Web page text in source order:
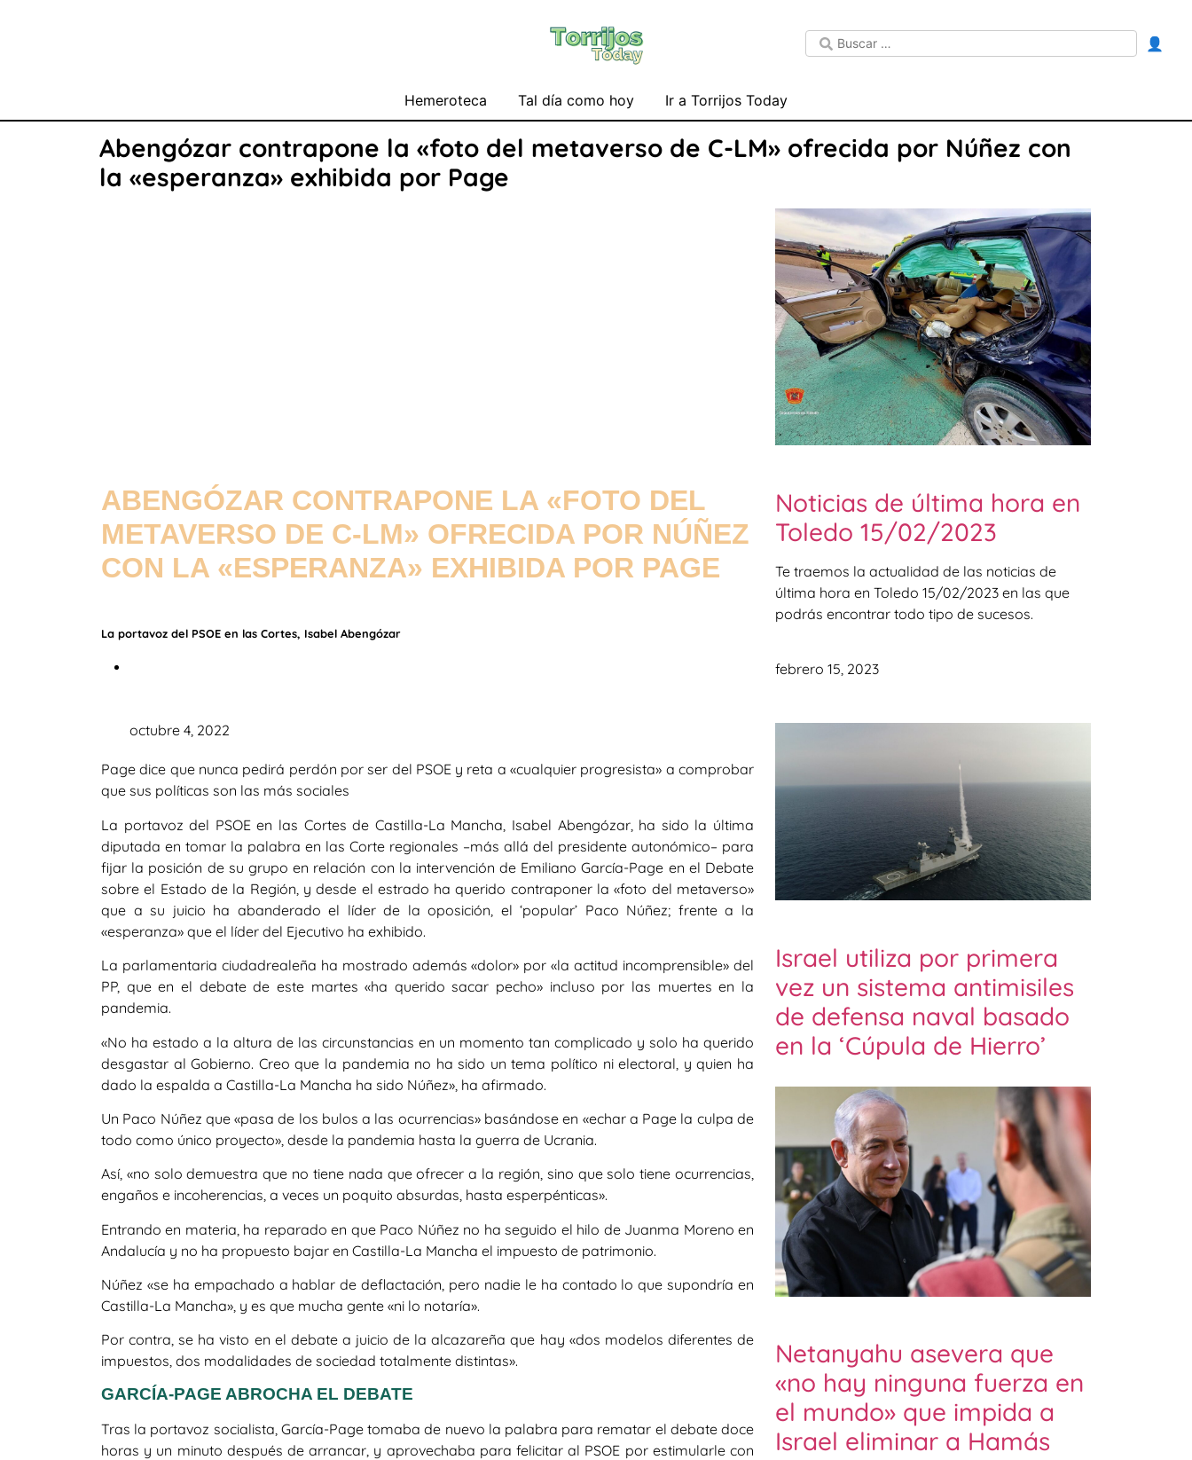
👤
Hemeroteca Tal día como hoy Ir a Torrijos Today
Abengózar contrapone la «foto del metaverso de C-LM» ofrecida por Núñez con
la «esperanza» exhibida por Page
ABENGÓZAR CONTRAPONE LA «FOTO DEL
METAVERSO DE C-LM» OFRECIDA POR NÚÑEZ
CON LA «ESPERANZA» EXHIBIDA POR PAGE
La portavoz del PSOE en las Cortes, Isabel Abengózar
octubre 4, 2022
Page dice que nunca pedirá perdón por ser del PSOE y reta a «cualquier progresista» a comprobar
que sus políticas son las más sociales
La portavoz del PSOE en las Cortes de Castilla-La Mancha, Isabel Abengózar, ha sido la última
diputada en tomar la palabra en las Corte regionales –más allá del presidente autonómico– para
fijar la posición de su grupo en relación con la intervención de Emiliano García-Page en el Debate
sobre el Estado de la Región, y desde el estrado ha querido contraponer la «foto del metaverso»
que a su juicio ha abanderado el líder de la oposición, el ‘popular’ Paco Núñez; frente a la
«esperanza» que el líder del Ejecutivo ha exhibido.
La parlamentaria ciudadrealeña ha mostrado además «dolor» por «la actitud incomprensible» del
PP, que en el debate de este martes «ha querido sacar pecho» incluso por las muertes en la
pandemia.
«No ha estado a la altura de las circunstancias en un momento tan complicado y solo ha querido
desgastar al Gobierno. Creo que la pandemia no ha sido un tema político ni electoral, y quien ha
dado la espalda a Castilla-La Mancha ha sido Núñez», ha afirmado.
Un Paco Núñez que «pasa de los bulos a las ocurrencias» basándose en «echar a Page la culpa de
todo como único proyecto», desde la pandemia hasta la guerra de Ucrania.
Así, «no solo demuestra que no tiene nada que ofrecer a la región, sino que solo tiene ocurrencias,
engaños e incoherencias, a veces un poquito absurdas, hasta esperpénticas».
Entrando en materia, ha reparado en que Paco Núñez no ha seguido el hilo de Juanma Moreno en
Andalucía y no ha propuesto bajar en Castilla-La Mancha el impuesto de patrimonio.
Núñez «se ha empachado a hablar de deflactación, pero nadie le ha contado lo que supondría en
Castilla-La Mancha», y es que mucha gente «ni lo notaría».
Por contra, se ha visto en el debate a juicio de la alcazareña que hay «dos modelos diferentes de
impuestos, dos modalidades de sociedad totalmente distintas».
GARCÍA-PAGE ABROCHA EL DEBATE
Tras la portavoz socialista, García-Page tomaba de nuevo la palabra para rematar el debate doce
horas y un minuto después de arrancar, y aprovechaba para felicitar al PSOE por estimularle con
Noticias de última hora en
Toledo 15/02/2023
Te traemos la actualidad de las noticias de
última hora en Toledo 15/02/2023 en las que
podrás encontrar todo tipo de sucesos.
febrero 15, 2023
Israel utiliza por primera
vez un sistema antimisiles
de defensa naval basado
en la ‘Cúpula de Hierro’
Netanyahu asevera que
«no hay ninguna fuerza en
el mundo» que impida a
Israel eliminar a Hamás